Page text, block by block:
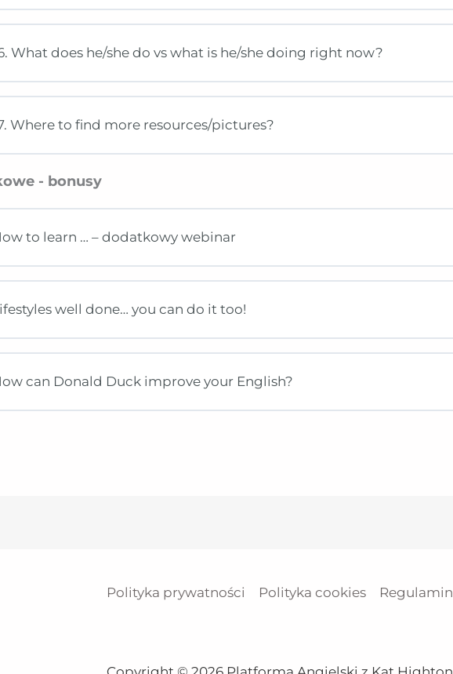
What does he/she do vs what is he/she doing right now?
Where to find more resources/pictures?
- bonusy
to learn … – dodatkowy webinar
well done… you can do it too!
can Donald Duck improve your English?
Polityka prywatności Polityka cookies Regulamin